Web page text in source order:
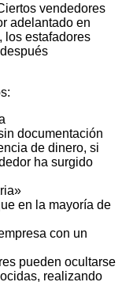
vendedores
adelantado en
los estafadores
documentación
de dinero, si
ha surgido
en la mayoría de
con un
pueden ocultarse
realizando